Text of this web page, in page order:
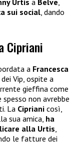
sui social , dando
Cipriani
a Francesca
Vip, ospite a
gieffina come
non avrebbe
La Cipriani così,
sua amica, ha
alla Urtis,
le fatture dei